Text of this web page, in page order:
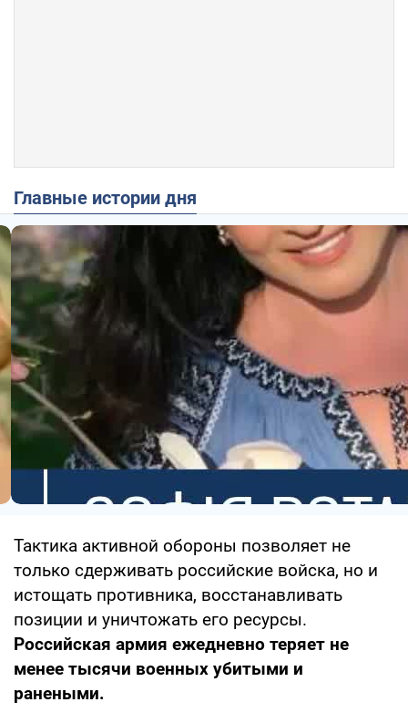
Главные истории дня
Тактика активной обороны позволяет не
только сдерживать российские войска, но и
истощать противника, восстанавливать
позиции и уничтожать его ресурсы.
Российская армия ежедневно теряет не
менее тысячи военных убитыми и
ранеными.